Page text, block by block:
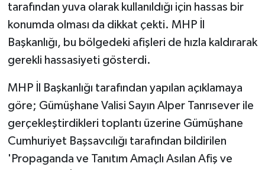
tarafından yuva olarak kullanıldığı için hassas bir
konumda olması da dikkat çekti. MHP İl
Başkanlığı, bu bölgedeki afişleri de hızla kaldırarak
gerekli hassasiyeti gösterdi.
MHP İl Başkanlığı tarafından yapılan açıklamaya
göre; Gümüşhane Valisi Sayın Alper Tanrısever ile
gerçekleştirdikleri toplantı üzerine Gümüşhane
Cumhuriyet Başsavcılığı tarafından bildirilen
'Propaganda ve Tanıtım Amaçlı Asılan Afiş ve